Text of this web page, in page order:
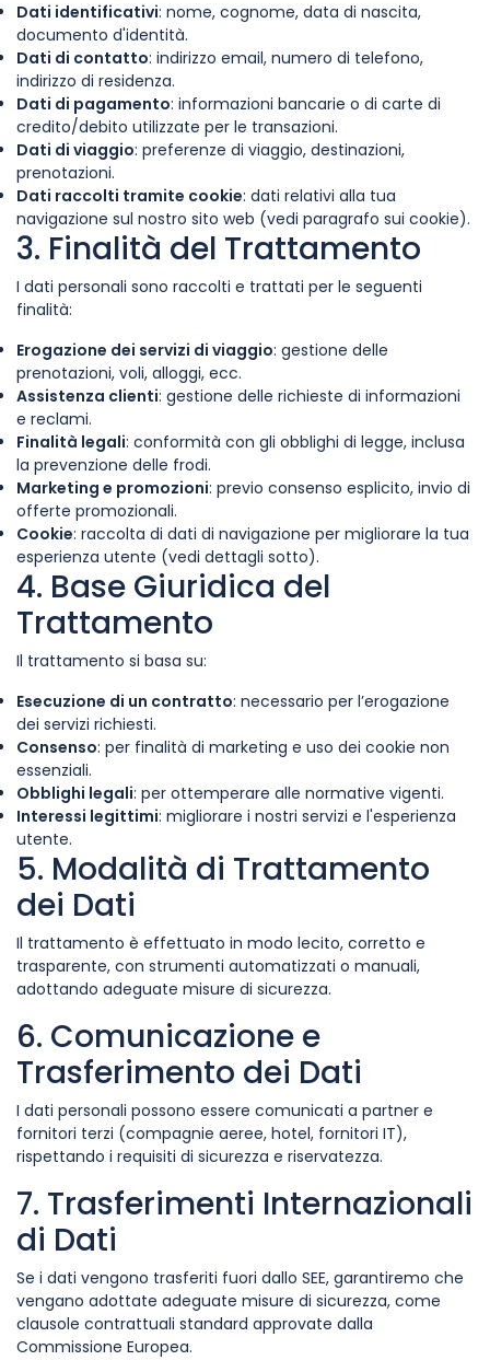
Dati identificativi: nome, cognome, data di nascita,
documento d'identità.
Dati di contatto: indirizzo email, numero di telefono,
indirizzo di residenza.
Dati di pagamento: informazioni bancarie o di carte di
credito/debito utilizzate per le transazioni.
Dati di viaggio: preferenze di viaggio, destinazioni,
prenotazioni.
Dati raccolti tramite cookie: dati relativi alla tua
navigazione sul nostro sito web (vedi paragrafo sui cookie).
3. Finalità del Trattamento
I dati personali sono raccolti e trattati per le seguenti
finalità:
Erogazione dei servizi di viaggio: gestione delle
prenotazioni, voli, alloggi, ecc.
Assistenza clienti: gestione delle richieste di informazioni
e reclami.
Finalità legali: conformità con gli obblighi di legge, inclusa
la prevenzione delle frodi.
Marketing e promozioni: previo consenso esplicito, invio di
offerte promozionali.
Cookie: raccolta di dati di navigazione per migliorare la tua
esperienza utente (vedi dettagli sotto).
4. Base Giuridica del
Trattamento
Il trattamento si basa su:
Esecuzione di un contratto: necessario per l’erogazione
dei servizi richiesti.
Consenso: per finalità di marketing e uso dei cookie non
essenziali.
Obblighi legali: per ottemperare alle normative vigenti.
Interessi legittimi: migliorare i nostri servizi e l'esperienza
utente.
5. Modalità di Trattamento
dei Dati
Il trattamento è effettuato in modo lecito, corretto e
trasparente, con strumenti automatizzati o manuali,
adottando adeguate misure di sicurezza.
6. Comunicazione e
Trasferimento dei Dati
I dati personali possono essere comunicati a partner e
fornitori terzi (compagnie aeree, hotel, fornitori IT),
rispettando i requisiti di sicurezza e riservatezza.
7. Trasferimenti Internazionali
di Dati
Se i dati vengono trasferiti fuori dallo SEE, garantiremo che
vengano adottate adeguate misure di sicurezza, come
clausole contrattuali standard approvate dalla
Commissione Europea.